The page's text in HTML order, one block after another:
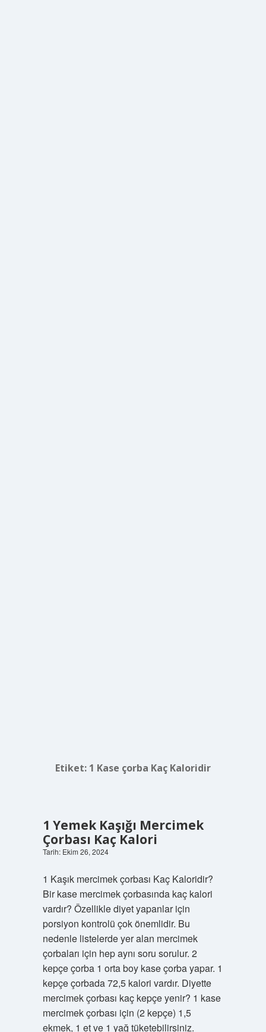
Etiket: 1 Kase çorba Kaç Kaloridir
1 Yemek Kaşığı Mercimek
Çorbası Kaç Kalori
Tarih: Ekim 26, 2024
1 Kaşık mercimek çorbası Kaç Kaloridir?
Bir kase mercimek çorbasında kaç kalori
vardır? Özellikle diyet yapanlar için
porsiyon kontrolü çok önemlidir. Bu
nedenle listelerde yer alan mercimek
çorbaları için hep aynı soru sorulur. 2
kepçe çorba 1 orta boy kase çorba yapar. 1
kepçe çorbada 72,5 kalori vardır. Diyette
mercimek çorbası kaç kepçe yenir? 1 kase
mercimek çorbası için (2 kepçe) 1,5
ekmek, 1 et ve 1 yağ tüketebilirsiniz.